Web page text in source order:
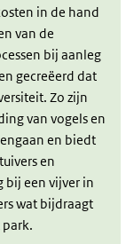
in de hand
van de
bij aanleg
gecreëerd dat
Zo zijn
van vogels en
en biedt
en
bij een vijver in
wat bijdraagt